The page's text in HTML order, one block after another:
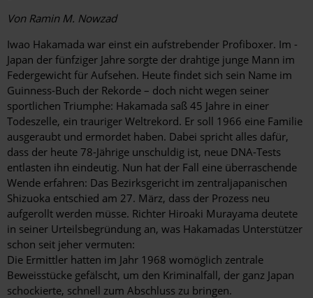
Von Ramin M. Nowzad
Iwao Hakamada war einst ein aufstrebender Profiboxer. Im ­
Japan der fünfziger Jahre sorgte der drahtige junge Mann im
Federgewicht für Aufsehen. Heute findet sich sein Name im
Guinness-Buch der Rekorde – doch nicht wegen seiner
sportlichen Triumphe: Hakamada saß 45 Jahre in einer
Todeszelle, ein trauriger Weltrekord. Er soll 1966 eine Familie
ausgeraubt und ermordet haben. Dabei spricht alles dafür,
dass der heute 78-Jährige unschuldig ist, neue DNA-Tests
entlasten ihn eindeutig. Nun hat der Fall eine überraschende
Wende erfahren: Das Bezirksgericht im zentraljapanischen
Shizuoka entschied am 27. März, dass der Prozess neu
aufgerollt werden müsse. Richter Hiroaki Murayama deutete
in seiner Urteilsbegründung an, was Hakamadas Unterstützer
schon seit jeher vermuten:
Die Ermittler hatten im Jahr 1968 womöglich zentrale
Beweisstücke gefälscht, um den Kriminalfall, der ganz Japan
schockierte, schnell zum Abschluss zu bringen.